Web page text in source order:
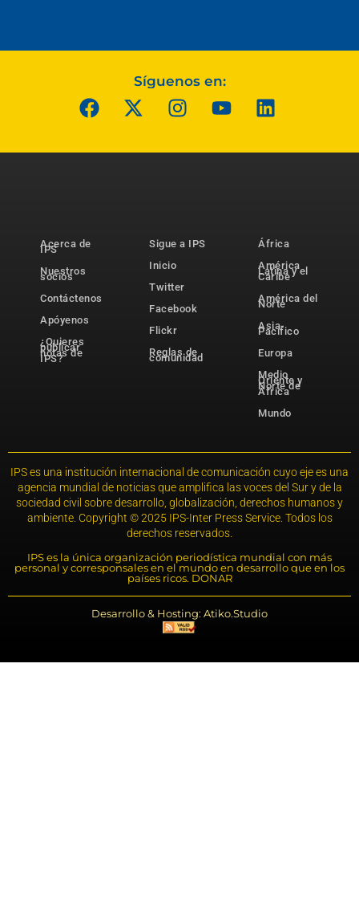
Síguenos en:
Acerca de
IPS
Nuestros
socios
Contáctenos
Apóyenos
¿Quieres
publicar
notas de
IPS?
Sigue a IPS
Inicio
Twitter
Facebook
Flickr
Reglas de
comunidad
África
América
Latina y el
Caribe
América del
Norte
Asia-
Pacífico
Europa
Medio
Oriente y
Norte de
África
Mundo
IPS es una institución internacional de comunicación cuyo eje es una
agencia mundial de noticias que amplifica las voces del Sur y de la
sociedad civil sobre desarrollo, globalización, derechos humanos y
ambiente. Copyright © 2025 IPS-Inter Press Service. Todos los
derechos reservados.
IPS es la única organización periodística mundial con más
personal y corresponsales en el mundo en desarrollo que en los
países ricos. DONAR
Desarrollo & Hosting: Atiko.Studio